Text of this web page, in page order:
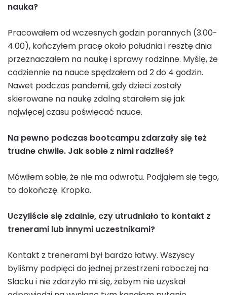
nauka?
Pracowałem od wczesnych godzin porannych (3.00-
4.00), kończyłem pracę około południa i resztę dnia
przeznaczałem na naukę i sprawy rodzinne. Myślę, że
codziennie na nauce spędzałem od 2 do 4 godzin.
Nawet podczas pandemii, gdy dzieci zostały
skierowane na naukę zdalną starałem się jak
najwięcej czasu poświęcać nauce.
Na pewno podczas bootcampu zdarzały się też
trudne chwile. Jak sobie z nimi radziłeś?
Mówiłem sobie, że nie ma odwrotu. Podjąłem się tego,
to dokończę. Kropka.
Uczyliście się zdalnie, czy utrudniało to kontakt z
trenerami lub innymi uczestnikami?
Kontakt z trenerami był bardzo łatwy. Wszyscy
byliśmy podpięci do jednej przestrzeni roboczej na
Slacku i nie zdarzyło mi się, żebym nie uzyskał